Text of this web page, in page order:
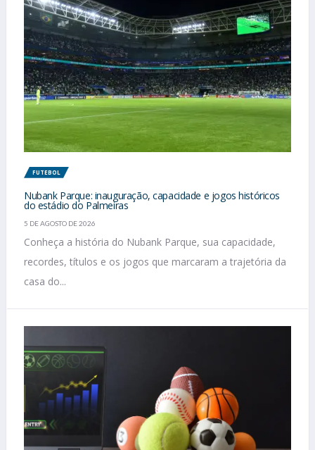
FUTEBOL
Nubank Parque: inauguração, capacidade e jogos históricos
do estádio do Palmeiras
5 DE AGOSTO DE 2026
Conheça a história do Nubank Parque, sua capacidade,
recordes, títulos e os jogos que marcaram a trajetória da
casa do...